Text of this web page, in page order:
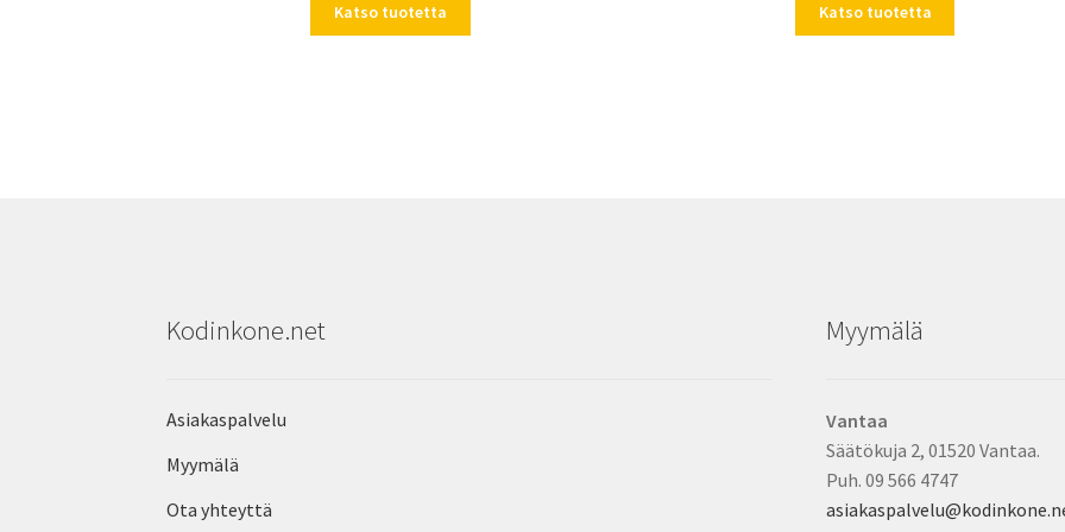
Katso tuotetta Katso tuotetta
Kodinkone.net
Asiakaspalvelu
Myymälä
Ota yhteyttä
Myymälä
Vantaa
Säätökuja 2, 01520 Vantaa.
Puh. 09 566 4747